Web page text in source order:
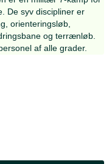
forskellige emner
mellem
dage. De syv
og
personel af alle